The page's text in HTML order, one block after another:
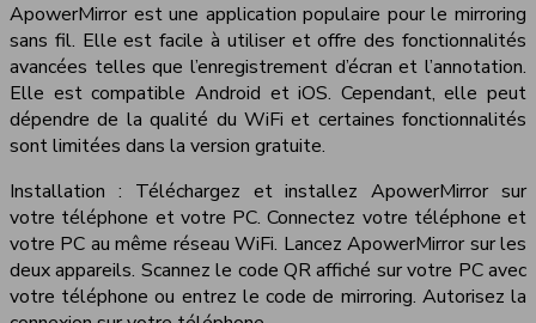
ApowerMirror est une application populaire pour le mirroring
sans fil. Elle est facile à utiliser et offre des fonctionnalités
avancées telles que l’enregistrement d’écran et l’annotation.
Elle est compatible Android et iOS. Cependant, elle peut
dépendre de la qualité du WiFi et certaines fonctionnalités
sont limitées dans la version gratuite.
Installation : Téléchargez et installez ApowerMirror sur
votre téléphone et votre PC. Connectez votre téléphone et
votre PC au même réseau WiFi. Lancez ApowerMirror sur les
deux appareils. Scannez le code QR affiché sur votre PC avec
votre téléphone ou entrez le code de mirroring. Autorisez la